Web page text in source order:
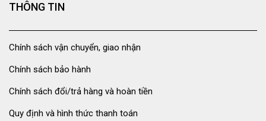
THÔNG TIN
Chính sách vận chuyển, giao nhận
Chính sách bảo hành
Chính sách đổi/trả hàng và hoàn tiền
Quy định và hình thức thanh toán